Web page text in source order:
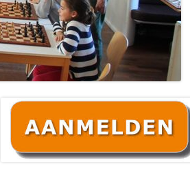
Hoofd
sidebar